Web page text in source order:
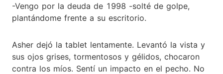
-Vengo por la deuda de 1998 -solté de golpe,
plantándome frente a su escritorio.
Asher dejó la tablet lentamente. Levantó la vista y
sus ojos grises, tormentosos y gélidos, chocaron
contra los míos. Sentí un impacto en el pecho. No